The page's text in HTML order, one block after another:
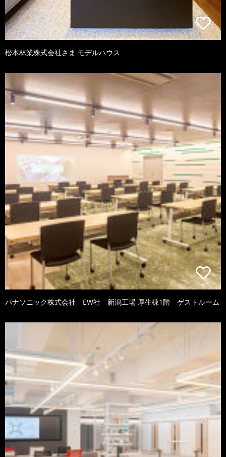
松本林業株式会社さま モデルハウス
パナソニック株式会社 EW社 新潟工場 厚生棟1階 ゲストルーム